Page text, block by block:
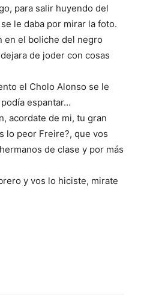
para salir huyendo del
le daba por mirar la foto.
en el boliche del negro
de joder con cosas
el Cholo Alonso se le
espantar…
acordate de mi, tu gran
lo peor Freire?, que vos
de clase y por más
y vos lo hiciste, mirate